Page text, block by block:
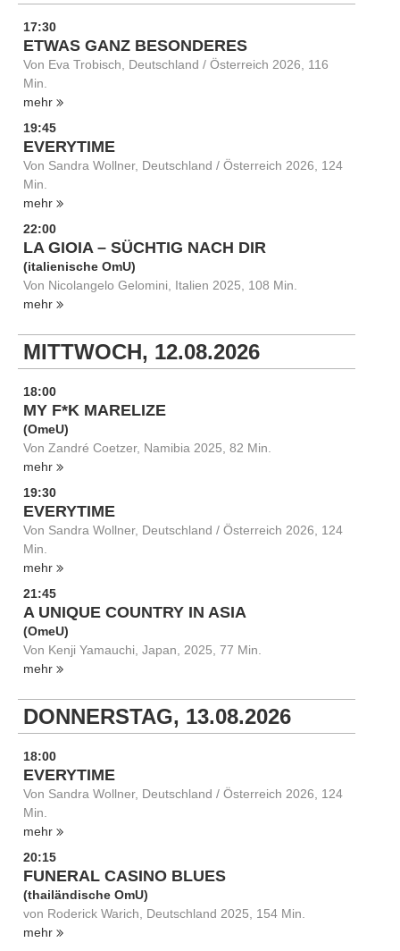
17:30
ETWAS GANZ BESONDERES
Von Eva Trobisch, Deutschland / Österreich 2026, 116
Min.
mehr
19:45
EVERYTIME
Von Sandra Wollner, Deutschland / Österreich 2026, 124
Min.
mehr
22:00
LA GIOIA – SÜCHTIG NACH DIR
(italienische OmU)
Von Nicolangelo Gelomini, Italien 2025, 108 Min.
mehr
MITTWOCH, 12.08.2026
18:00
MY F*K MARELIZE
(OmeU)
Von Zandré Coetzer, Namibia 2025, 82 Min.
mehr
19:30
EVERYTIME
Von Sandra Wollner, Deutschland / Österreich 2026, 124
Min.
mehr
21:45
A UNIQUE COUNTRY IN ASIA
(OmeU)
Von Kenji Yamauchi, Japan, 2025, 77 Min.
mehr
DONNERSTAG, 13.08.2026
18:00
EVERYTIME
Von Sandra Wollner, Deutschland / Österreich 2026, 124
Min.
mehr
20:15
FUNERAL CASINO BLUES
(thailändische OmU)
von Roderick Warich, Deutschland 2025, 154 Min.
mehr